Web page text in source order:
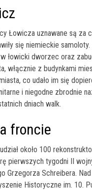
Łowicza uznawane są za
się niemieckie
łowicki dworzec oraz
włącznie z budynkami
co udało im się
i niegodne zbrodnie
dniach walk.
froncie
około 100
pierwszych tygodni II
Grzegorza Schreibera.
Historyczne im. 10.